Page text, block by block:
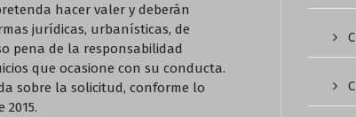
hacer valer y deberán
jurídicas, urbanísticas, de
pena de la responsabilidad
que ocasione con su conducta.
sobre la solicitud, conforme lo
2015.